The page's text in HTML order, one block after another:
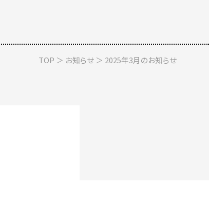
TOP ＞ お知らせ ＞ 2025年3月のお知らせ